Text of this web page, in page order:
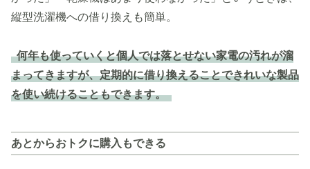
縦型洗濯機への借り換えも簡単。
何年も使っていくと個人では落とせない家電の汚れが溜
まってきますが、定期的に借り換えることできれいな製品
を使い続けることもできます。
あとからおトクに購入もできる